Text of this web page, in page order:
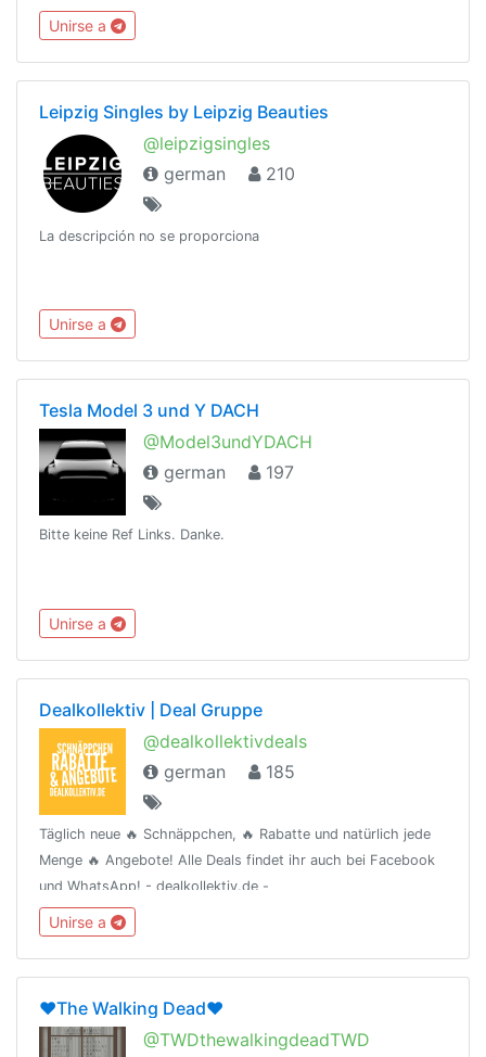
dort nicht erlaubt!https://www.pandarinos.de/
Unirse a
Leipzig Singles by Leipzig Beauties
@leipzigsingles
german
210
La descripción no se proporciona
Unirse a
Tesla Model 3 und Y DACH
@Model3undYDACH
german
197
Bitte keine Ref Links. Danke.
Unirse a
Dealkollektiv | Deal Gruppe
@dealkollektivdeals
german
185
Täglich neue 🔥 Schnäppchen, 🔥 Rabatte und natürlich jede
Menge 🔥 Angebote! Alle Deals findet ihr auch bei Facebook
und WhatsApp! - dealkollektiv.de -
Unirse a
❤️The Walking Dead❤️
@TWDthewalkingdeadTWD